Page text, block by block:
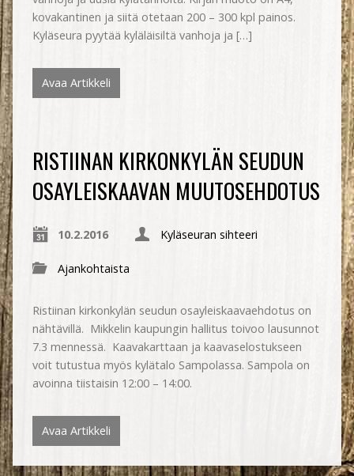
kovakantinen ja siitä otetaan 200 – 300 kpl painos.
Kyläseura pyytää kyläläisiltä vanhoja ja […]
Avaa Artikkeli
RISTIINAN KIRKONKYLÄN SEUDUN
OSAYLEISKAAVAN MUUTOSEHDOTUS
10.2.2016 Kyläseuran sihteeri
Ajankohtaista
Ristiinan kirkonkylän seudun osayleiskaavaehdotus on
nähtävillä. Mikkelin kaupungin hallitus toivoo lausunnot
7.3 mennessä. Kaavakarttaan ja kaavaselostukseen
voit tutustua myös kylätalo Sampolassa. Sampola on
avoinna tiistaisin 12:00 – 14:00.
Avaa Artikkeli